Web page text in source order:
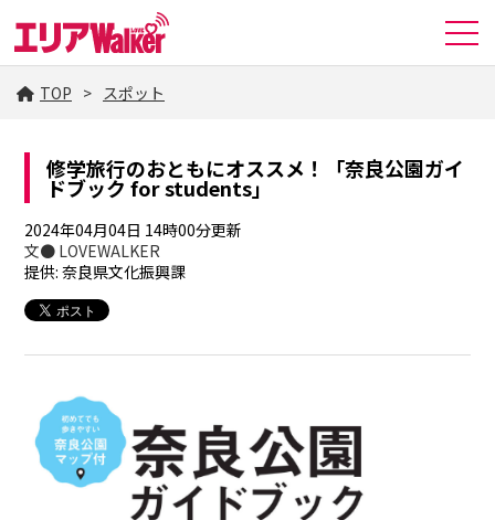
TOP スポット
修学旅行のおともにオススメ！「奈良公園ガイ
ドブック for students」
2024年04月04日 14時00分更新
文● LOVEWALKER
提供: 奈良県文化振興課